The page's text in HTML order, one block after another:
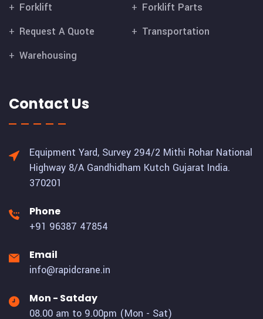
Forklift
Forklift Parts
Request A Quote
Transportation
Warehousing
Contact Us
Equipment Yard, Survey 294/2 Mithi Rohar National
Highway 8/A Gandhidham Kutch Gujarat India.
370201
Phone
+91 96387 47854
Email
info@rapidcrane.in
Mon - Satday
08.00 am to 9.00pm (Mon - Sat)